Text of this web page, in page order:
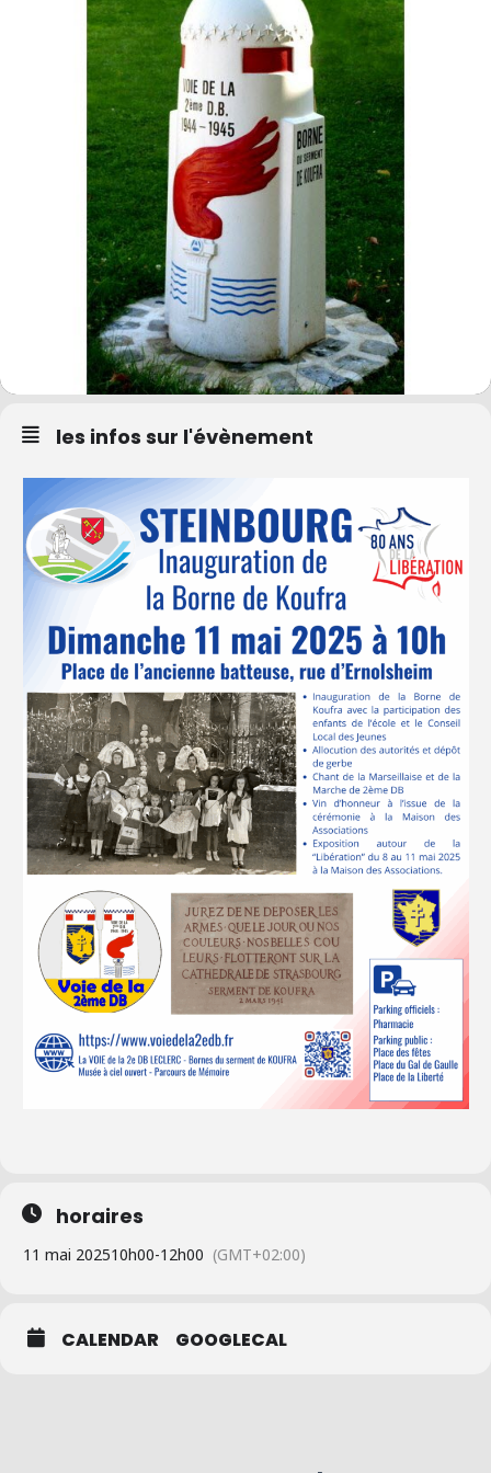
les infos sur l'évènement
horaires
11 mai 202510h00-12h00 (GMT+02:00)
CALENDAR GOOGLECAL